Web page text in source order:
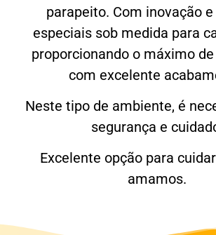
parapeito. Com inovação
especiais sob medida para
proporcionando o máximo
com excelente
Neste tipo de ambiente, é
segurança e
Excelente opção para
amamos.